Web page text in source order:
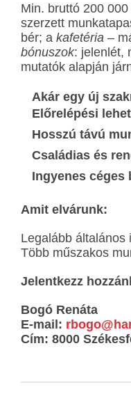
Min. bruttó 200
szerzett
bér; a kafetéria –
bónuszok: jelenlét,
mutatók alapján
Akár egy új
Előrelépési
Hosszú távú
Családias és
Ingyenes céges
Amit elvárunk:
Legalább általános
Több műszakos
Jelentkezz
Bogó Renáta
E-mail:
Cím: 8000